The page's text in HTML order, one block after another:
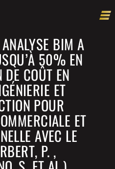
BIM A
50% EN
DE COÛT EN
ET
POUR
ET
AVEC LE
P. ,